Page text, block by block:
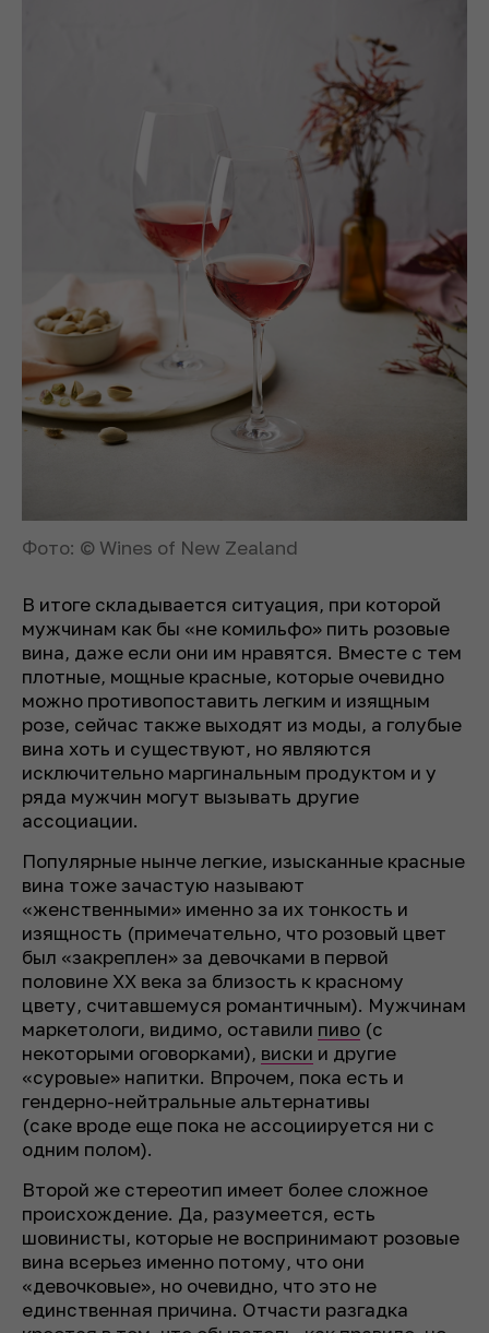
Фото: © Wines of New Zealand
В итоге складывается ситуация, при которой
мужчинам как бы «не комильфо» пить розовые
вина, даже если они им нравятся. Вместе с тем
плотные, мощные красные, которые очевидно
можно противопоставить легким и изящным
розе, сейчас также выходят из моды, а голубые
вина хоть и существуют, но являются
исключительно маргинальным продуктом и у
ряда мужчин могут вызывать другие
ассоциации.
Популярные нынче легкие, изысканные красные
вина тоже зачастую называют
«женственными» именно за их тонкость и
изящность (примечательно, что розовый цвет
был «закреплен» за девочками в первой
половине XX века за близость к красному
цвету, считавшемуся романтичным). Мужчинам
маркетологи, видимо, оставили пиво (с
некоторыми оговорками), виски и другие
«суровые» напитки. Впрочем, пока есть и
гендерно-нейтральные альтернативы
(саке вроде еще пока не ассоциируется ни с
одним полом).
Второй же стереотип имеет более сложное
происхождение. Да, разумеется, есть
шовинисты, которые не воспринимают розовые
вина всерьез именно потому, что они
«девочковые», но очевидно, что это не
единственная причина. Отчасти разгадка